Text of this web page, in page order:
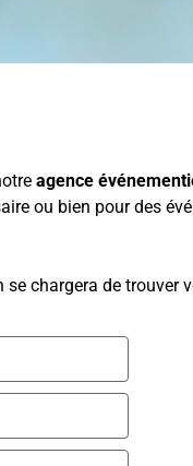
agence
ou bien pour des
se chargera de trouver